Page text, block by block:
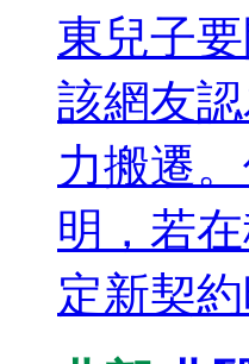
東兒子
該網友
力搬遷
明，若
定新契